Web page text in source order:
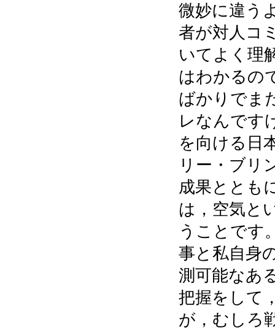
微妙に違う
者が対人コ
いてよく理
はわかるの
ばかりでま
レなんです
を向ける日
リー・ブリ
成果ととも
は，空気と
うことです
事と私自身
測可能なあ
把握をして
が，むしろ